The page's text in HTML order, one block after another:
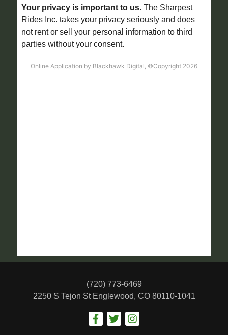
(720) 773-6469
2250 S Tejon St Englewood, CO 80110-1041